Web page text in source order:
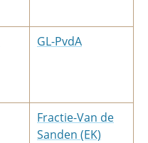
GL-PvdA
Fractie-Van de
Sanden (EK)